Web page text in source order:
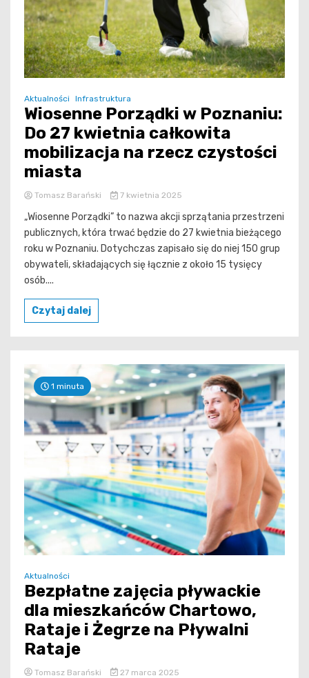
Aktualności Infrastruktura
Wiosenne Porządki w Poznaniu:
Do 27 kwietnia całkowita
mobilizacja na rzecz czystości
miasta
Tomasz Barański 7 kwietnia 2025
„Wiosenne Porządki” to nazwa akcji sprzątania przestrzeni
publicznych, która trwać będzie do 27 kwietnia bieżącego
roku w Poznaniu. Dotychczas zapisało się do niej 150 grup
obywateli, składających się łącznie z około 15 tysięcy
osób....
Czytaj dalej
1 minuta
Aktualności
Bezpłatne zajęcia pływackie
dla mieszkańców Chartowo,
Rataje i Żegrze na Pływalni
Rataje
Tomasz Barański 27 marca 2025